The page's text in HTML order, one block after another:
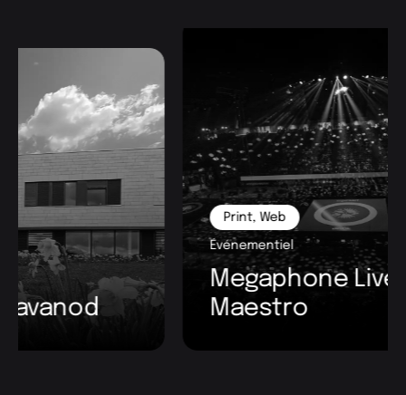
Print,Web
Événementiel
Megaphone Live & Tifo
Maestro